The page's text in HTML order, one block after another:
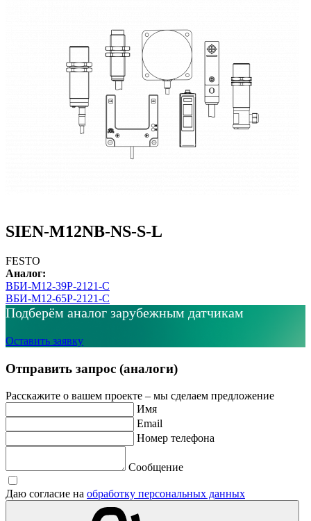
SIEN-M12NB-NS-S-L
FESTO
Аналог:
ВБИ-М12-39Р-2121-С
ВБИ-М12-65Р-2121-С
Подберём аналог зарубежным датчикам
Оставить заявку
Отправить запрос (аналоги)
Расскажите о вашем проекте – мы сделаем предложение
Имя
Email
Номер телефона
Сообщение
Даю согласие на обработку персональных данных